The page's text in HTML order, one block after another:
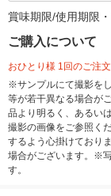
賞味期限/使用期限
ご購入について
おひとり様 1回のご注
※サンプルにて撮影を
等が若干異なる場合が
品より明るく、あるい
撮影の画像をご参照く
するよう心掛けており
場合がございます。※
す。